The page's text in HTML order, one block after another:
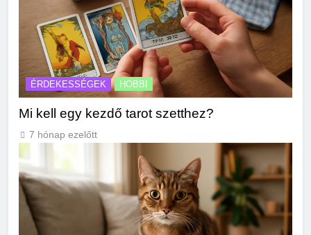
ÉRDEKESSÉGEK HOBBI
Mi kell egy kezdő tarot szetthez?
7 hónap ezelőtt